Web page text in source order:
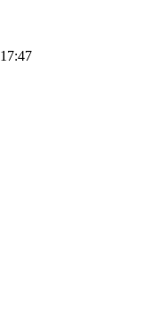
17:47